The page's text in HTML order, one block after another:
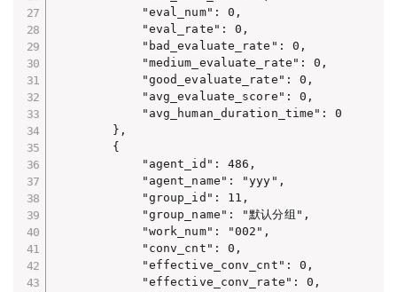
            "eval_num": 0,
            "eval_rate": 0,
            "bad_evaluate_rate": 0,
            "medium_evaluate_rate": 0,
            "good_evaluate_rate": 0,
            "avg_evaluate_score": 0,
            "avg_human_duration_time": 0
        },
        {
            "agent_id": 486,
            "agent_name": "yyy",
            "group_id": 11,
            "group_name": "默认分组",
            "work_num": "002",
            "conv_cnt": 0,
            "effective_conv_cnt": 0,
            "effective_conv_rate": 0,